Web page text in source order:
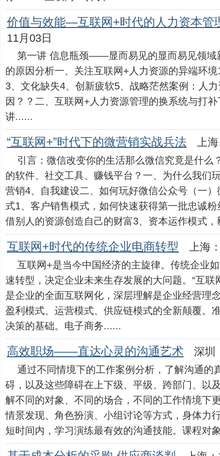
价值与效能—互联网+时代的人力资本管
11月03日
第一讲 信息瓶颈——显而易见的显而易见领域
的原因分析一、关注互联网+人力资源的异端环
3、文化缺失4、创新疲软5、战略茫然案例：人
因？？二、互联网+人力资源管理的换系统与打
讲......
“互联网+”时代下的微营销实战兵法 上
引言：微信改变你的生活那么微信究竟是什么
的软件、社交工具、赚钱平台？一、为什么我们
营销4、自我建设二、如何玩好微信公众号（一
式1、客户销售模式，如何快速获得第一批忠诚
借别人的资源创造自己的财富3、资本运作模式
互联网+时代的传统企业电商转型 上海
互联网+是当今中国经济的主旋律。传统企业
速转型，决定企业未来生存发展的大问题。“互联
是企业的全面互联网化，深层理解是企业经营理
盈利模式、运营模式、供应链模式的全新颠覆。
决策的基础。电子商务......
高效职场——直达心灵的沟通艺术 深圳
通过不同情境下的工作案例分析，了解沟通的
碍，以及这些障碍在上下级、平级、跨部门、以
解不同的对象、不同的场合，不同的工作情境下
情景发现、角色扮演、小组讨论等方式，身体力
短时间内，学习演练最有效的沟通技能。课程对